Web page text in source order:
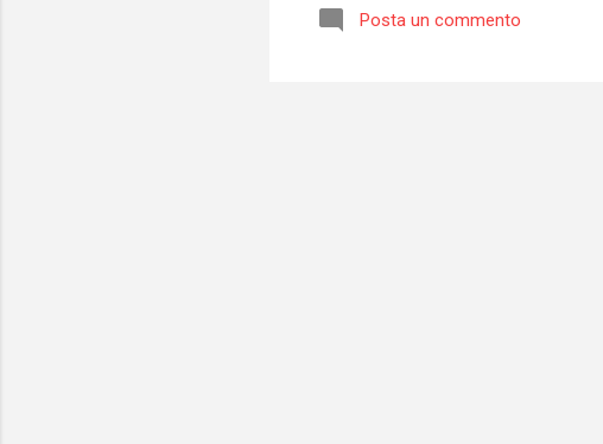
termine. I
Posta un commento